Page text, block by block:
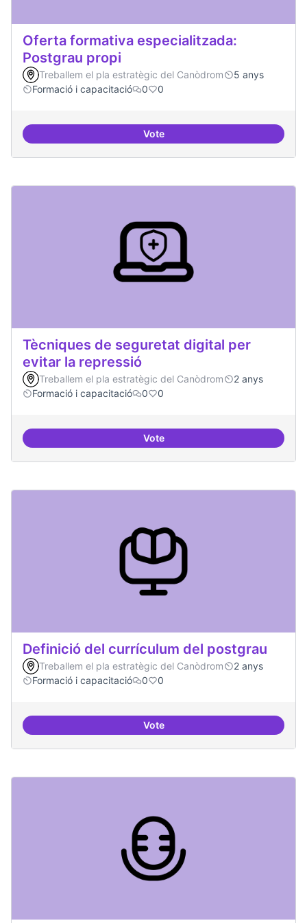
Oferta formativa especialitzada:
Postgrau propi
Treballem el pla estratègic del Canòdrom
5 anys
Formació i capacitació
0 0
VoteOferta formativa especialitzada:
Tècniques de seguretat digital per
evitar la repressió
Treballem el pla estratègic del Canòdrom
2 anys
Formació i capacitació
0 0
VoteTècniques de seguretat digital
Definició del currículum del postgrau
Treballem el pla estratègic del Canòdrom
2 anys
Formació i capacitació
0 0
VoteDefinició del currículum del